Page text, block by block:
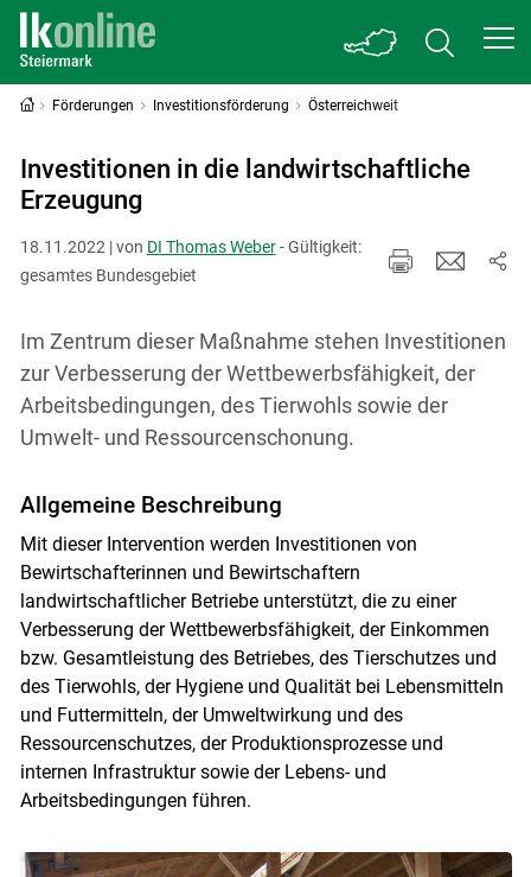
Förderungen Investitionsförderung Österreichweit
Investitionen in die landwirtschaftliche
Erzeugung
18.11.2022 | von DI Thomas Weber- Gültigkeit:
gesamtes Bundesgebiet
Im Zentrum dieser Maßnahme stehen Investitionen
zur Verbesserung der Wettbewerbsfähigkeit, der
Arbeitsbedingungen, des Tierwohls sowie der
Umwelt- und Ressourcenschonung.
Allgemeine Beschreibung
Mit dieser Intervention werden Investitionen von
Bewirtschafterinnen und Bewirtschaftern
landwirtschaftlicher Betriebe unterstützt, die zu einer
Verbesserung der Wettbewerbsfähigkeit, der Einkommen
bzw. Gesamtleistung des Betriebes, des Tierschutzes und
des Tierwohls, der Hygiene und Qualität bei Lebensmitteln
und Futtermitteln, der Umweltwirkung und des
Ressourcenschutzes, der Produktionsprozesse und
internen Infrastruktur sowie der Lebens- und
Arbeitsbedingungen führen.